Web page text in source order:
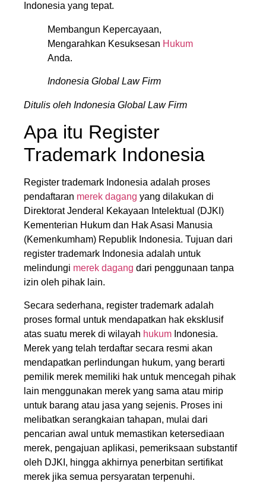
Indonesia yang tepat.
Membangun Kepercayaan,
Mengarahkan Kesuksesan Hukum
Anda.
Indonesia Global Law Firm
Ditulis oleh Indonesia Global Law Firm
Apa itu Register
Trademark Indonesia
Register trademark Indonesia adalah proses
pendaftaran merek dagang yang dilakukan di
Direktorat Jenderal Kekayaan Intelektual (DJKI)
Kementerian Hukum dan Hak Asasi Manusia
(Kemenkumham) Republik Indonesia. Tujuan dari
register trademark Indonesia adalah untuk
melindungi merek dagang dari penggunaan tanpa
izin oleh pihak lain.
Secara sederhana, register trademark adalah
proses formal untuk mendapatkan hak eksklusif
atas suatu merek di wilayah hukum Indonesia.
Merek yang telah terdaftar secara resmi akan
mendapatkan perlindungan hukum, yang berarti
pemilik merek memiliki hak untuk mencegah pihak
lain menggunakan merek yang sama atau mirip
untuk barang atau jasa yang sejenis. Proses ini
melibatkan serangkaian tahapan, mulai dari
pencarian awal untuk memastikan ketersediaan
merek, pengajuan aplikasi, pemeriksaan substantif
oleh DJKI, hingga akhirnya penerbitan sertifikat
merek jika semua persyaratan terpenuhi.